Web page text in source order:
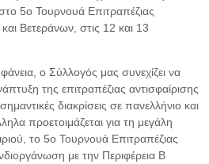
5ο Τουρνουά Επιτραπέζιας
Βετεράνων, στις 12 και 13
ο Σύλλογός μας συνεχίζει να
της επιτραπέζιας αντισφαίρισης
διακρίσεις σε πανελλήνιο και
προετοιμάζεται για τη μεγάλη
το 5ο Τουρνουά Επιτραπέζιας
με την Περιφέρεια Β